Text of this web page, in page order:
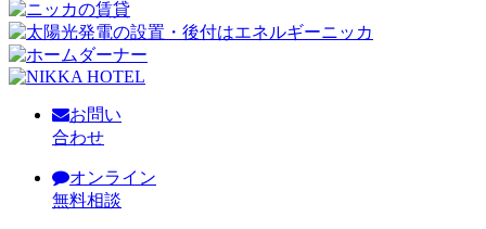
お問い
合わせ
オンライン
無料相談